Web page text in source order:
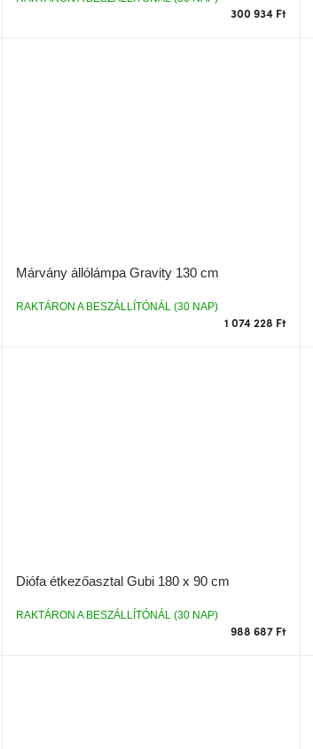
300 934 Ft
Márvány állólámpa Gravity 130 cm
RAKTÁRON A BESZÁLLÍTÓNÁL (30 NAP)
1 074 228 Ft
Diófa étkezőasztal Gubi 180 x 90 cm
RAKTÁRON A BESZÁLLÍTÓNÁL (30 NAP)
988 687 Ft